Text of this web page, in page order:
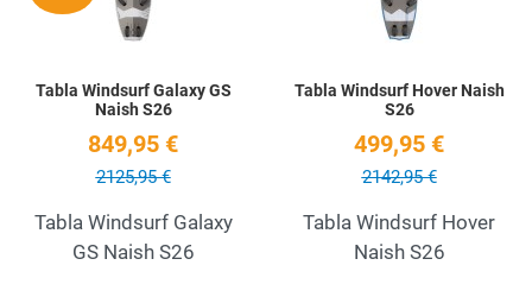
Tabla Windsurf Galaxy GS
Naish S26
849,95 €
2125,95 €
Tabla Windsurf Galaxy
GS Naish S26
Tabla Windsurf Hover Naish
S26
499,95 €
2142,95 €
Tabla Windsurf Hover
Naish S26